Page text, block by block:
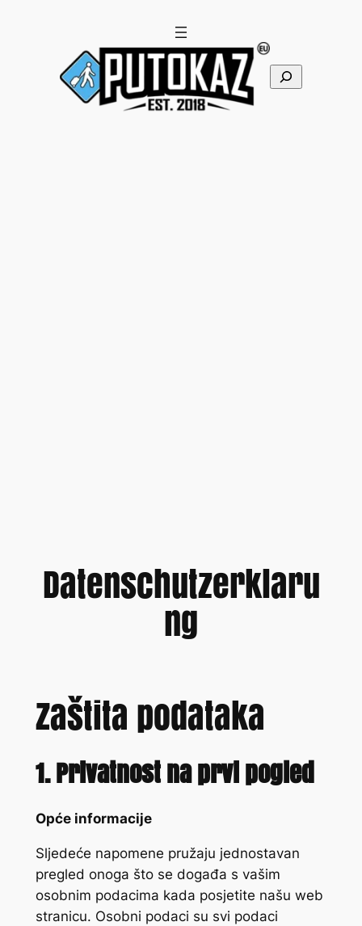
Pretraga
Datenschutzerklaru
ng
Zaštita podataka
1. Privatnost na prvi pogled
Opće informacije
Sljedeće napomene pružaju jednostavan
pregled onoga što se događa s vašim
osobnim podacima kada posjetite našu web
stranicu. Osobni podaci su svi podaci